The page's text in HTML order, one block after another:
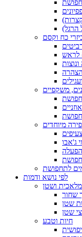
הרגל)
כח וקסם
לראש
הצהרה
משקפיים
מיוחדים
ג'אבו
הפעלה
לתחפושת
לפי נושא ודמות
ושטן
שחור
שטן
שטן
חיות וטבע